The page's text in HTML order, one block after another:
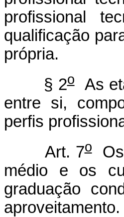
profissional
qualificação
própria.
§ 2oAs
entre si,
perfis
Art. 7oOs
médio e os
graduação
aproveitamento.